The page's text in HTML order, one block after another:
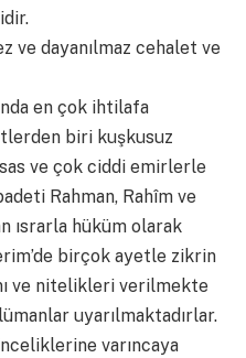
ve dayanılmaz cehalet ve
en çok ihtilafa
biri kuşkusuz
ve çok ciddi emirlerle
Rahman, Rahîm ve
ısrarla hüküm olarak
birçok ayetle zikrin
ve nitelikleri verilmekte
uyarılmaktadırlar.
varıncaya